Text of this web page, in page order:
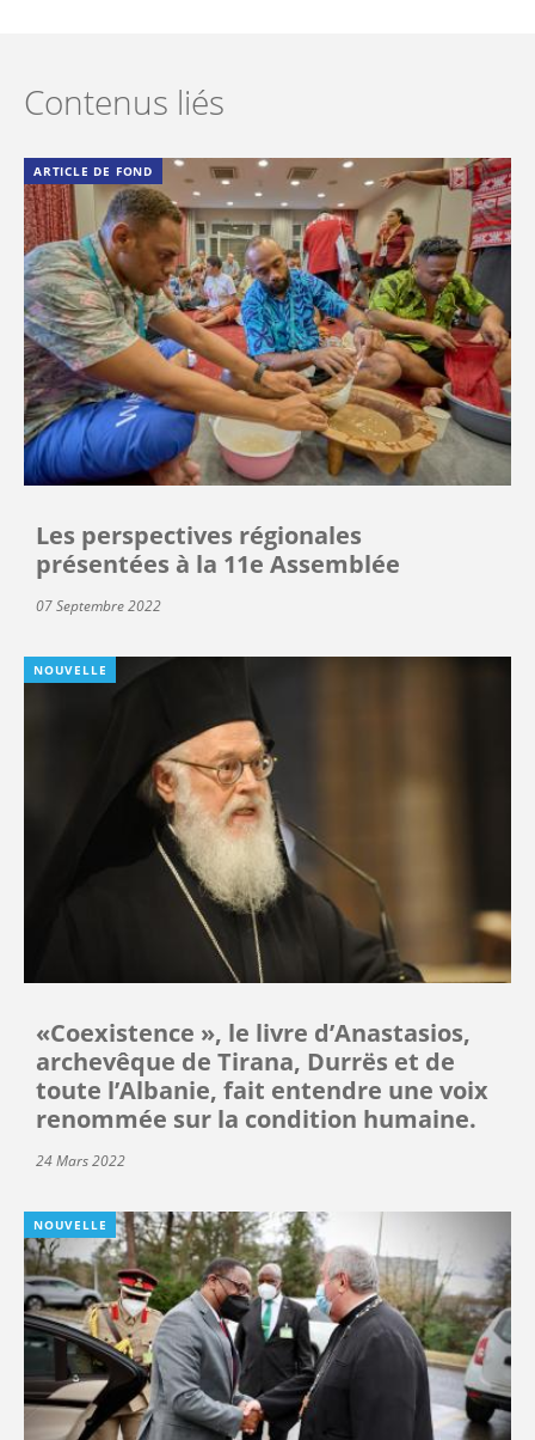
Contenus liés
ARTICLE DE FOND
Les perspectives régionales
présentées à la 11e Assemblée
07 Septembre 2022
NOUVELLE
«Coexistence », le livre d’Anastasios,
archevêque de Tirana, Durrës et de
toute l’Albanie, fait entendre une voix
renommée sur la condition humaine.
24 Mars 2022
NOUVELLE